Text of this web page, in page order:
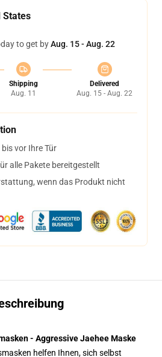
States
to get byAug. 15 - Aug. 22
Shipping
Aug. 11
Delivered
Aug. 15 - Aug. 22
vor Ihre Tür
alle Pakete bereitgestellt
wenn das Produkt nicht
- Aggressive Jaehee Maske
helfen Ihnen, sich selbst